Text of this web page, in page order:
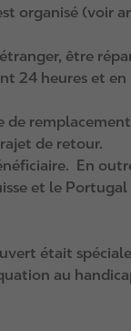
organisé (voir
être
24 heures et en
de
de retour.
En
et le
était
au